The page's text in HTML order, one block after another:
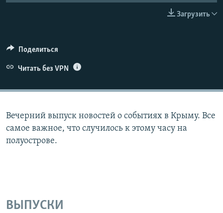
ELIFBE
УКРАИНСКАЯ ПРОБЛЕМА КРЫМА
Загрузить
Поделиться
Читать без VPN
Вечерний выпуск новостей о событиях в Крыму. Все
самое важное, что случилось к этому часу на
полуострове.
ВЫПУСКИ